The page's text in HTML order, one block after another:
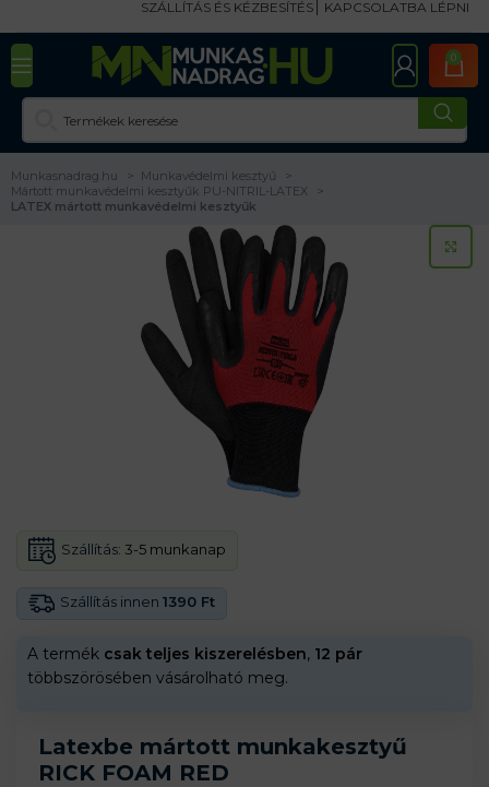
SZÁLLÍTÁS ÉS KÉZBESÍTÉS KAPCSOLATBA LÉPNI
0
Munkasnadrag.hu
Munkavédelmi kesztyű
Mártott munkavédelmi kesztyűk PU-NITRIL-LATEX
LATEX mártott munkavédelmi kesztyűk
Latexbe mártott munkakesztyű
RICK FOAM RED
Szállítás innen 1390 Ft
Szállítás: 3-5 munkanap
A termék csak teljes kiszerelésben, 12 pár
többszörösében vásárolható meg.